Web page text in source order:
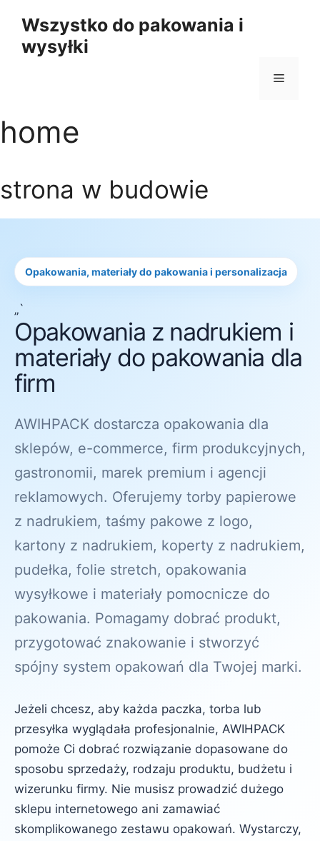
treści
Wszystko do pakowania i
wysyłki
Menu
home
strona w budowie
Opakowania, materiały do pakowania i personalizacja
„`
Opakowania z nadrukiem i
materiały do pakowania dla
firm
AWIHPACK dostarcza opakowania dla
sklepów, e-commerce, firm produkcyjnych,
gastronomii, marek premium i agencji
reklamowych. Oferujemy torby papierowe
z nadrukiem, taśmy pakowe z logo,
kartony z nadrukiem, koperty z nadrukiem,
pudełka, folie stretch, opakowania
wysyłkowe i materiały pomocnicze do
pakowania. Pomagamy dobrać produkt,
przygotować znakowanie i stworzyć
spójny system opakowań dla Twojej marki.
Jeżeli chcesz, aby każda paczka, torba lub
przesyłka wyglądała profesjonalnie, AWIHPACK
pomoże Ci dobrać rozwiązanie dopasowane do
sposobu sprzedaży, rodzaju produktu, budżetu i
wizerunku firmy. Nie musisz prowadzić dużego
sklepu internetowego ani zamawiać
skomplikowanego zestawu opakowań. Wystarczy,